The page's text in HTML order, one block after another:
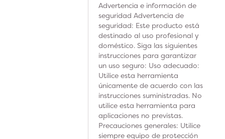
Advertencia e información de
seguridad Advertencia de
seguridad: Este producto está
destinado al uso profesional y
doméstico. Siga las siguientes
instrucciones para garantizar
un uso seguro: Uso adecuado:
Utilice esta herramienta
únicamente de acuerdo con las
instrucciones suministradas. No
utilice esta herramienta para
aplicaciones no previstas.
Precauciones generales: Utilice
siempre equipo de protección